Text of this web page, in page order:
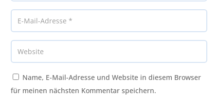
Name, E-Mail-Adresse und Website in diesem Browser
für meinen nächsten Kommentar speichern.